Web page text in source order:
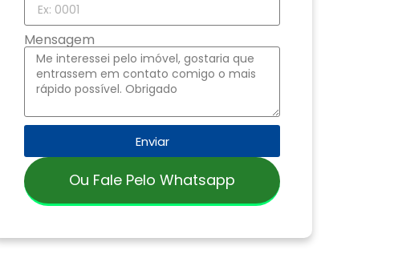
Mensagem
Enviar
Ou Fale Pelo Whatsapp